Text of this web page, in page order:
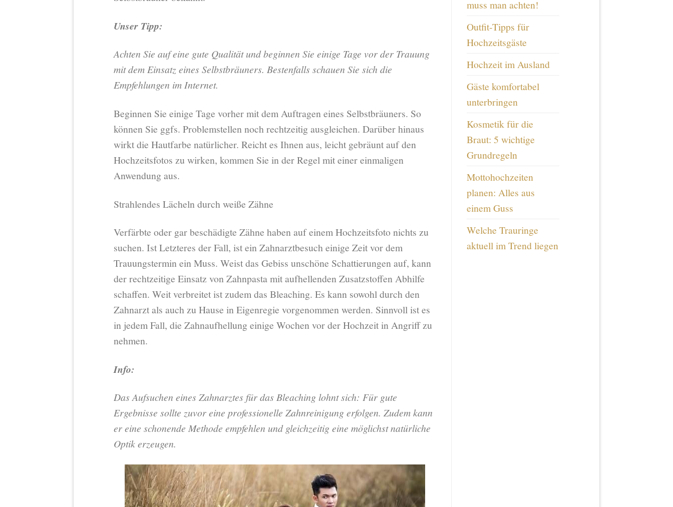
Unser Tipp:
Achten Sie auf eine gute Qualität und beginnen Sie einige Tage vor der Trauung
mit dem Einsatz eines Selbstbräuners. Bestenfalls schauen Sie sich die
Empfehlungen im Internet.
Beginnen Sie einige Tage vorher mit dem Auftragen eines Selbstbräuners. So
können Sie ggfs. Problemstellen noch rechtzeitig ausgleichen. Darüber hinaus
wirkt die Hautfarbe natürlicher. Reicht es Ihnen aus, leicht gebräunt auf den
Hochzeitsfotos zu wirken, kommen Sie in der Regel mit einer einmaligen
Anwendung aus.
Strahlendes Lächeln durch weiße Zähne
Verfärbte oder gar beschädigte Zähne haben auf einem Hochzeitsfoto nichts zu
suchen. Ist Letzteres der Fall, ist ein Zahnarztbesuch einige Zeit vor dem
Trauungstermin ein Muss. Weist das Gebiss unschöne Schattierungen auf, kann
der rechtzeitige Einsatz von Zahnpasta mit aufhellenden Zusatzstoffen Abhilfe
schaffen. Weit verbreitet ist zudem das Bleaching. Es kann sowohl durch den
Zahnarzt als auch zu Hause in Eigenregie vorgenommen werden. Sinnvoll ist es
in jedem Fall, die Zahnaufhellung einige Wochen vor der Hochzeit in Angriff zu
nehmen.
Info:
Das Aufsuchen eines Zahnarztes für das Bleaching lohnt sich: Für gute
Ergebnisse sollte zuvor eine professionelle Zahnreinigung erfolgen. Zudem kann
er eine schonende Methode empfehlen und gleichzeitig eine möglichst natürliche
Optik erzeugen.
muss man achten!
Outfit-Tipps für
Hochzeitsgäste
Hochzeit im Ausland
Gäste komfortabel
unterbringen
Kosmetik für die
Braut: 5 wichtige
Grundregeln
Mottohochzeiten
planen: Alles aus
einem Guss
Welche Trauringe
aktuell im Trend liegen